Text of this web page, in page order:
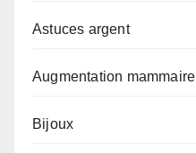
Astuces argent
Augmentation mammaire
Bijoux